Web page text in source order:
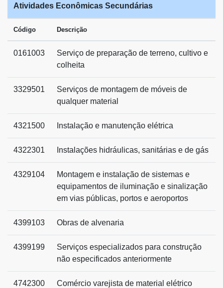
Atividades Econômicas Secundárias
Código Descrição
0161003
Serviço de preparação de terreno, cultivo e
colheita
3329501
Serviços de montagem de móveis de
qualquer material
4321500 Instalação e manutenção elétrica
4322301 Instalações hidráulicas, sanitárias e de gás
4329104
Montagem e instalação de sistemas e
equipamentos de iluminação e sinalização
em vias públicas, portos e aeroportos
4399103 Obras de alvenaria
4399199
Serviços especializados para construção
não especificados anteriormente
4742300 Comércio varejista de material elétrico